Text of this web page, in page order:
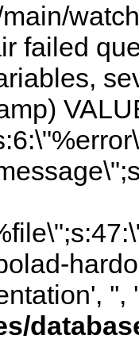
main/
failed